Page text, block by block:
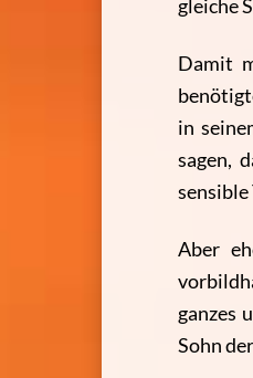
gleiche
Damit
in
sagen,
Aber
ganzes
Sohn